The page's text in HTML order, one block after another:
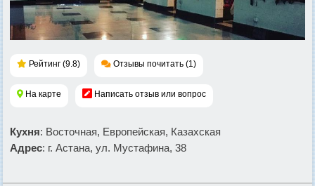
Рейтинг (9.8) Отзывы почитать (1)
На карте Написать отзыв или вопрос
Кухня: Восточная, Европейская, Казахская
Адрес: г. Астана, ул. Мустафина, 38